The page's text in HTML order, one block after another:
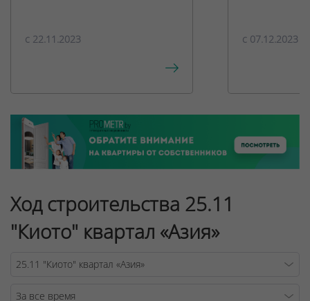
c 22.11.2023 c 07.12.2023
Ход строительства 25.11
"Киото" квартал «Азия»